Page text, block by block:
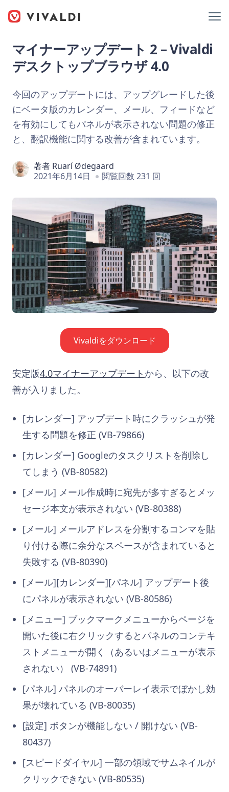
マイナーアップデート 2 – Vivaldi
デスクトップブラウザ 4.0
今回のアップデートには、アップグレードした後
にベータ版のカレンダー、メール、フィードなど
を有効にしてもパネルが表示されない問題の修正
と、翻訳機能に関する改善が含まれています。
著者 Ruarí Ødegaard
2021年6月14日
閲覧回数 231 回
Vivaldiをダウンロード
安定版4.0マイナーアップデート から、以下の改
善が入りました。
[カレンダー] アップデート時にクラッシュが発
生する問題を修正 (VB-79866)
[カレンダー] Googleのタスクリストを削除し
てしまう (VB-80582)
[メール] メール作成時に宛先が多すぎるとメッ
セージ本文が表示されない (VB-80388)
[メール] メールアドレスを分割するコンマを貼
り付ける際に余分なスペースが含まれていると
失敗する (VB-80390)
[メール][カレンダー][パネル] アップデート後
にパネルが表示されない (VB-80586)
[メニュー] ブックマークメニューからページを
開いた後に右クリックするとパネルのコンテキ
ストメニューが開く（あるいはメニューが表示
されない） (VB-74891)
[パネル] パネルのオーバーレイ表示でぼかし効
果が壊れている (VB-80035)
[設定] ボタンが機能しない / 開けない (VB-
80437)
[スピードダイヤル] 一部の領域でサムネイルが
クリックできない (VB-80535)